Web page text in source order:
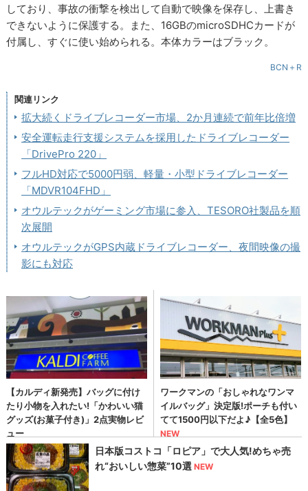
しており、事故の衝撃を検出して自動で映像を保存し、上書き
できないように保護する。また、16GBのmicroSDHCカードが
付属し、すぐに使い始められる。本体カラーはブラック。
BCN＋R
関連リンク
拡大続くドライブレコーダー市場、2か月連続で前年比倍増
安全運転走行支援システムを採用したドライブレコーダー
「DrivePro 220」
フルHD対応で5000円弱、軽量・小型ドライブレコーダー
「MDVR104FHD」
オウルテックがゲーミング市場に参入、TESORO社製品を順
次展開
オウルテックがGPS内蔵ドライブレコーダー、夜間映像の撮
影にも対応